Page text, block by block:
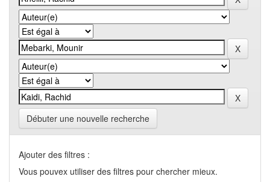
Débuter une nouvelle recherche
Ajouter des filtres :
Vous pouvex utiliser des filtres pour chercher mieux.